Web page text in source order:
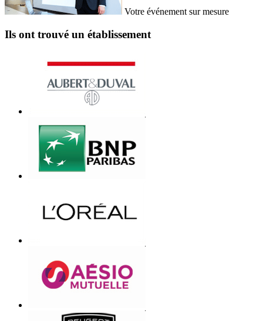
Votre événement sur mesure
Ils ont trouvé un établissement